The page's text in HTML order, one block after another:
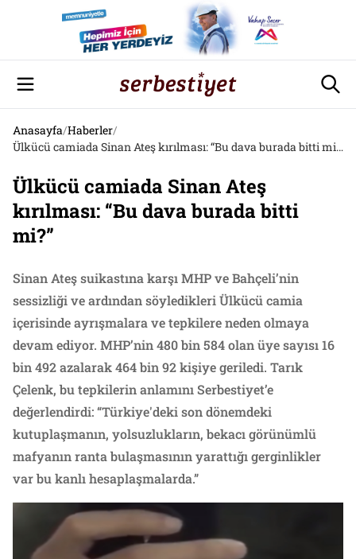
Anasayfa/Haberler/
Ülkücü camiada Sinan Ateş kırılması: “Bu dava burada bitti mi?”
Ülkücü camiada Sinan Ateş
kırılması: “Bu dava burada bitti
mi?”
Sinan Ateş suikastına karşı MHP ve Bahçeli’nin
sessizliği ve ardından söyledikleri Ülkücü camia
içerisinde ayrışmalara ve tepkilere neden olmaya
devam ediyor. MHP’nin 480 bin 584 olan üye sayısı 16
bin 492 azalarak 464 bin 92 kişiye geriledi. Tarık
Çelenk, bu tepkilerin anlamını Serbestiyet’e
değerlendirdi: “Türkiye'deki son dönemdeki
kutuplaşmanın, yolsuzlukların, bekacı görünümlü
mafyanın ranta bulaşmasının yarattığı gerginlikler
var bu kanlı hesaplaşmalarda.”